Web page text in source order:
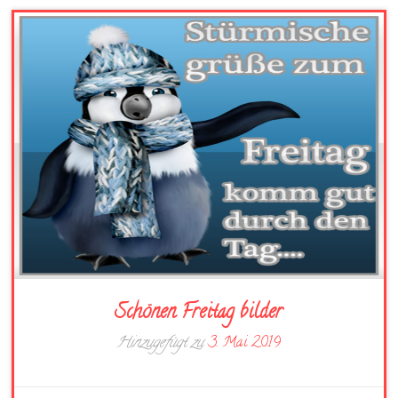
Schönen Freitag bilder
Hinzugefügt zu3. Mai 2019